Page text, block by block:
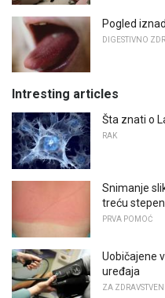
Pogled
DIGESTIVNO
Intresting articles
Šta znati o
RAK
Snimanje
treću
PRVA POMOĆ
Uobičajene
uređaja
ZA